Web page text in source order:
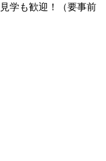
学も歓迎！（要事前